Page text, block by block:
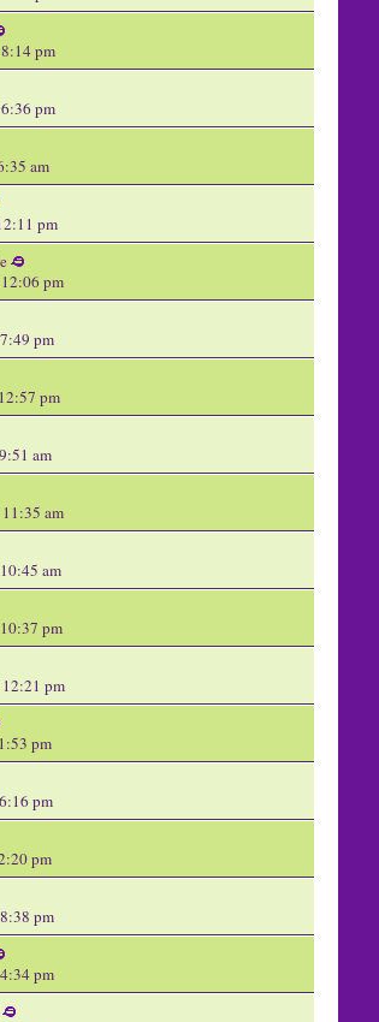
pm
pm
am
pm
pm
pm
pm
am
am
am
pm
pm
pm
pm
pm
pm
pm